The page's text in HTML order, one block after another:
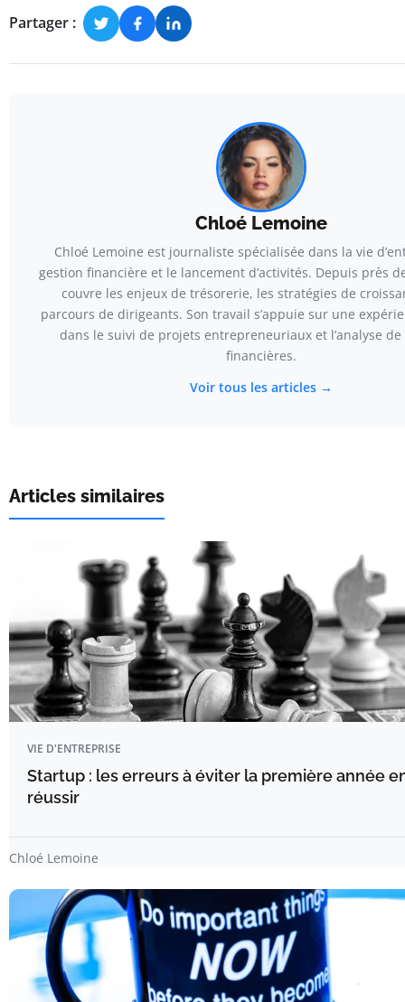
Partager :
Chloé Lemoine
Chloé Lemoine est journaliste spécialisée dans la vie
gestion financière et le lancement d’activités. Depuis près
couvre les enjeux de trésorerie, les stratégies de
parcours de dirigeants. Son travail s’appuie sur une
dans le suivi de projets entrepreneuriaux et l’analyse
financières.
Voir tous les articles →
Articles similaires
VIE D'ENTREPRISE
Startup : les erreurs à éviter la première année
réussir
Chloé Lemoine